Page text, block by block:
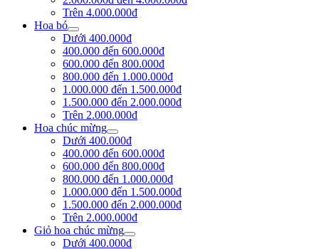
Trên 4.000.000đ
Hoa bó
Dưới 400.000đ
400.000 đến 600.000đ
600.000 đến 800.000đ
800.000 đến 1.000.000đ
1.000.000 đến 1.500.000đ
1.500.000 đến 2.000.000đ
Trên 2.000.000đ
Hoa chúc mừng
Dưới 400.000đ
400.000 đến 600.000đ
600.000 đến 800.000đ
800.000 đến 1.000.000đ
1.000.000 đến 1.500.000đ
1.500.000 đến 2.000.000đ
Trên 2.000.000đ
Giỏ hoa chúc mừng
Dưới 400.000đ